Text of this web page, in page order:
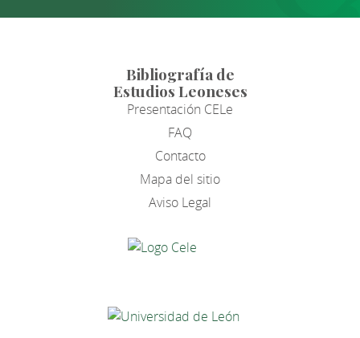
Bibliografía de
Estudios Leoneses
Presentación CELe
FAQ
Contacto
Mapa del sitio
Aviso Legal